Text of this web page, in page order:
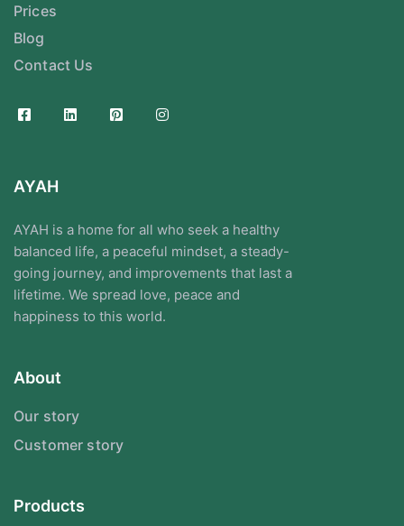
Prices
Blog
Contact Us
AYAH
AYAH is a home for all who seek a healthy
balanced life, a peaceful mindset, a steady-
going journey, and improvements that last a
lifetime. We spread love, peace and
happiness to this world.
About
Our story
Customer story
Products